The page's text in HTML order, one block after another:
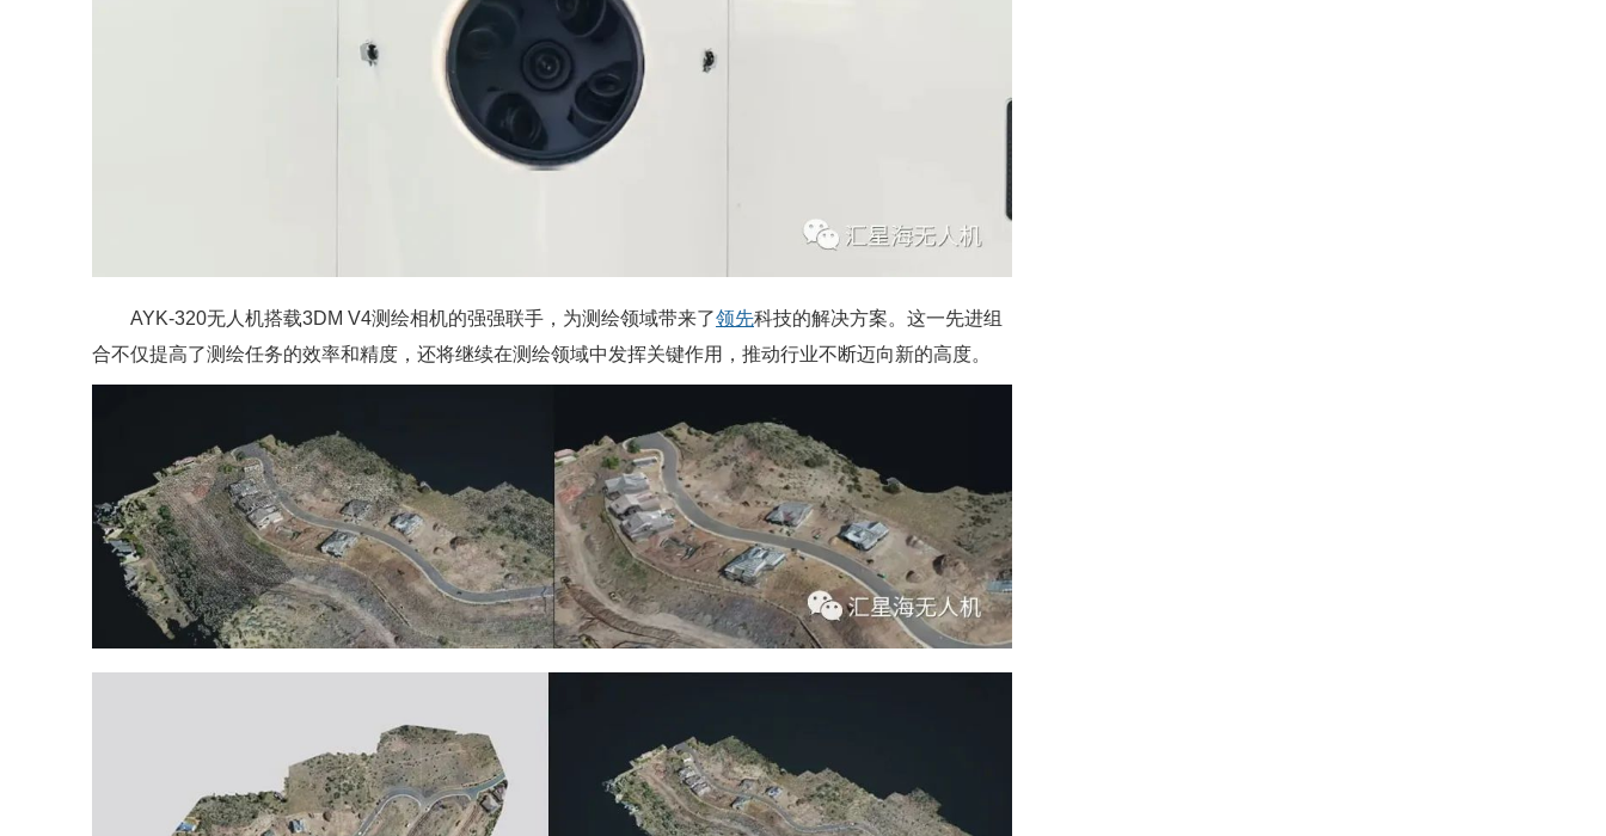
AYK-320无人机搭载3DM V4测绘相机的强强联手，为测绘领域带来了领先科技的解决方案。这一先进组
合不仅提高了测绘任务的效率和精度，还将继续在测绘领域中发挥关键作用，推动行业不断迈向新的高度。